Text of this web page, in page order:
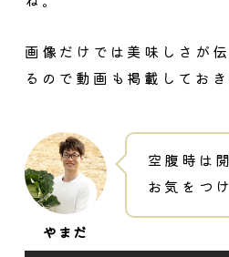
画像だけでは美味しさが
るので動画も掲載しておき
空腹時は
お気をつ